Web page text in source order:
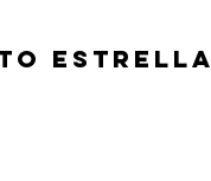
estrella